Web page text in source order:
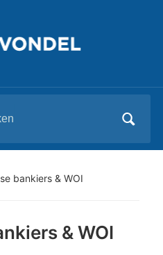
bankiers & WOI
& WOI